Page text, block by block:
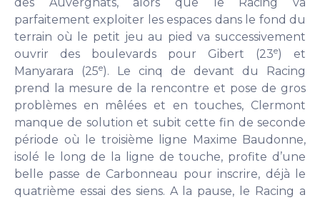
parfaitement exploiter les espaces dans le fond du
terrain où le petit jeu au pied va successivement
ouvrir des boulevards pour Gibert (23e) et
Manyarara (25e). Le cinq de devant du Racing
prend la mesure de la rencontre et pose de gros
problèmes en mêlées et en touches, Clermont
manque de solution et subit cette fin de seconde
période où le troisième ligne Maxime Baudonne,
isolé le long de la ligne de touche, profite d’une
belle passe de Carbonneau pour inscrire, déjà le
quatrième essai des siens. A la pause, le Racing a